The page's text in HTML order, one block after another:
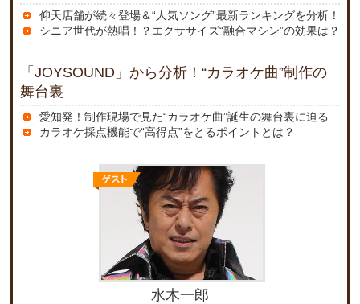
仰天店舗が続々登場＆“人気ソング”最新ランキングを分析！
シニア世代が熱唱！？エクササイズ“融合マシン”の効果は？
「JOYSOUND」から分析！“カラオケ曲”制作の
舞台裏
愛知発！制作現場で見た“カラオケ曲”誕生の舞台裏に迫る
カラオケ採点機能で“高得点”をとるポイントとは？
水木一郎